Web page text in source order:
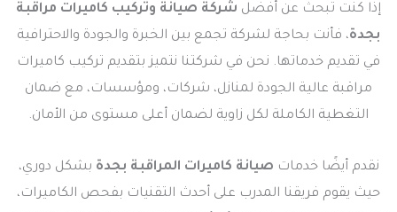
إذا كنت تبحث عن أفضل شركة صيانة وتركيب كاميرات مراقبة
بجدة، فأنت بحاجة لشركة تجمع بين الخبرة والجودة والاحترافية
في تقديم خدماتها. نحن في شركتنا نتميز بتقديم تركيب كاميرات
مراقبة عالية الجودة لمنازل، شركات، ومؤسسات، مع ضمان
التغطية الكاملة لكل زاوية لضمان أعلى مستوى من الأمان.
نقدم أيضًا خدمات صيانة كاميرات المراقبة بجدة بشكل دوري،
حيث يقوم فريقنا المدرب على أحدث التقنيات بفحص الكاميرات،